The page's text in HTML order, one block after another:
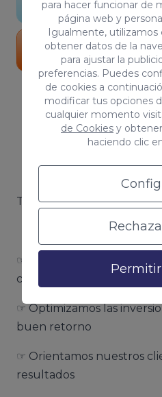
para hacer funcionar de
página web y
Igualmente, utilizamos
obtener datos de la
para ajustar la
preferencias. Puedes
de cookies a
modificar tus opciones
cualquier momento
de Cookies y
haciendo clic
¿En qué áreas
de
Trabajamos la publicidad
☞ Ayudamos a que los
consumidores se
☞ Optimizamos las
buen retorno
☞ Orientamos nuestros
resultados